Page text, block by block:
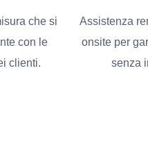
che si
con le
clienti.
Assistenza
onsite per
senza